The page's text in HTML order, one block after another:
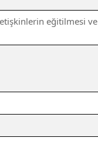
eğitilmesi ve